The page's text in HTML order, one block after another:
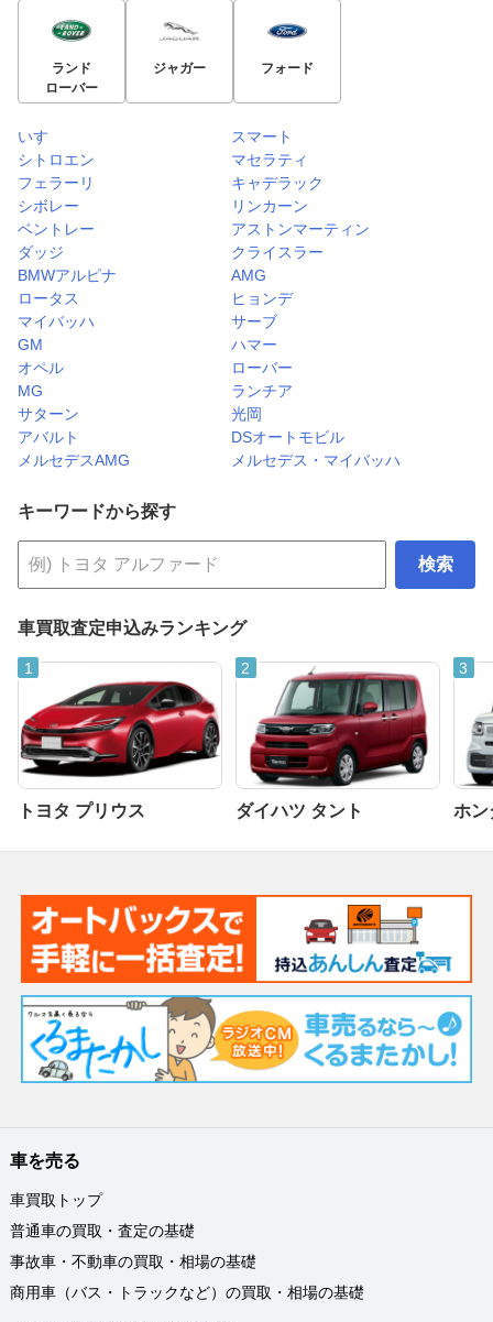
ランド
ローバー
ジャガー フォード
いすゞ
スマート
シトロエン
マセラティ
フェラーリ
キャデラック
シボレー
リンカーン
ベントレー
アストンマーティン
ダッジ
クライスラー
BMWアルピナ
AMG
ロータス
ヒョンデ
マイバッハ
サーブ
GM
ハマー
オペル
ローバー
MG
ランチア
サターン
光岡
アバルト
DSオートモビル
メルセデスAMG
メルセデス・マイバッハ
キーワードから探す
検索
車買取査定申込みランキング
トヨタ プリウス ダイハツ タント ホン
車を売る
車買取トップ
普通車の買取・査定の基礎
事故車・不動車の買取・相場の基礎
商用車（バス・トラックなど）の買取・相場の基礎